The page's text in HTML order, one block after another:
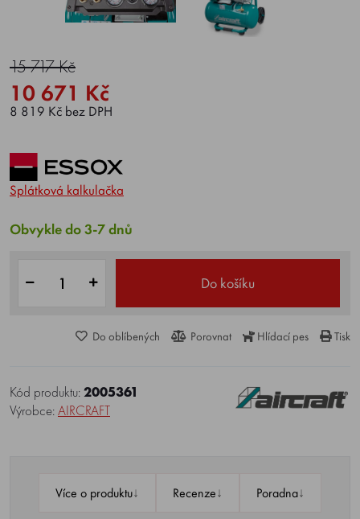
15 717 Kč
10 671 Kč
8 819 Kč bez DPH
Splátková kalkulačka
Obvykle do 3-7 dnů
Do košíku
Do oblíbených Porovnat Hlídací pes Tisk
Kód produktu:2005361
Výrobce:AIRCRAFT
Více o produktu↓ Recenze↓ Poradna↓